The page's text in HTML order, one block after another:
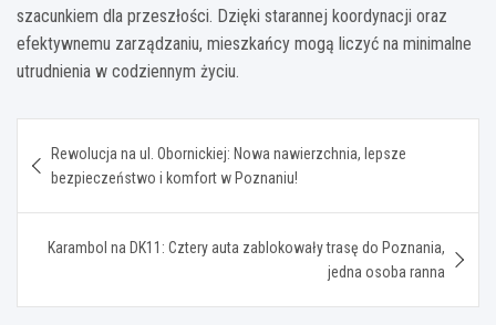
szacunkiem dla przeszłości. Dzięki starannej koordynacji oraz
efektywnemu zarządzaniu, mieszkańcy mogą liczyć na minimalne
utrudnienia w codziennym życiu.
wpisu
Rewolucja na ul. Obornickiej: Nowa nawierzchnia, lepsze
bezpieczeństwo i komfort w Poznaniu!
Karambol na DK11: Cztery auta zablokowały trasę do Poznania,
jedna osoba ranna